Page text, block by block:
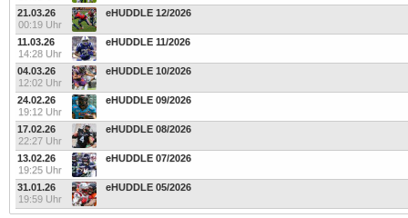
21.03.26
00:19 Uhr
eHUDDLE 12/2026
11.03.26
14:28 Uhr
eHUDDLE 11/2026
04.03.26
12:02 Uhr
eHUDDLE 10/2026
24.02.26
19:12 Uhr
eHUDDLE 09/2026
17.02.26
22:27 Uhr
eHUDDLE 08/2026
13.02.26
19:25 Uhr
eHUDDLE 07/2026
31.01.26
19:59 Uhr
eHUDDLE 05/2026